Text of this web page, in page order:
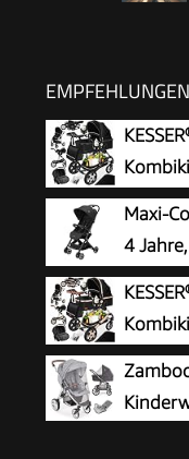
EMPFEHLUNGEN
Babyschale
Regenschutz
Schwarz/Schwarz
Maxi-
4
flache
Schultergurt,
Babyschale Voll-
Regenschutz